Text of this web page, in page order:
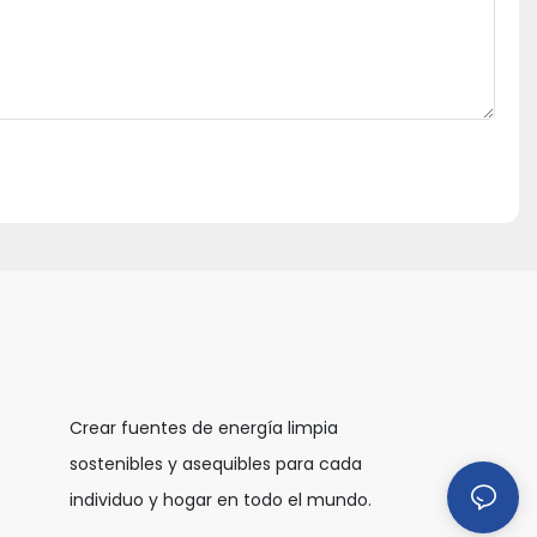
Crear fuentes de energía limpia
sostenibles y asequibles para cada
individuo y hogar en todo el mundo.